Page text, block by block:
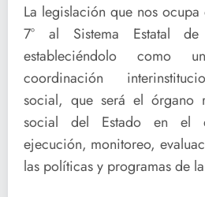
La legislación que nos
7° al Sistema Estatal de
estableciéndolo como
coordinación
social, que será el órgano
social del Estado en el
ejecución, monitoreo,
las políticas y programas de